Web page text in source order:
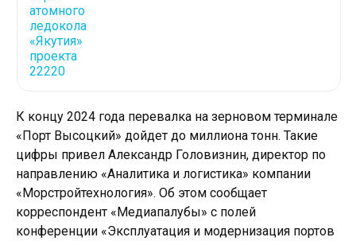
К концу 2024 года перевалка на зерновом терминале
«Порт Высоцкий» дойдет до миллиона тонн. Такие
цифры привел Александр Головизнин, директор по
направлению «Аналитика и логистика» компании
«Морстройтехнология». Об этом сообщает
корреспондент «Медиапалубы» с полей
конференции «Эксплуатация и модернизация портов